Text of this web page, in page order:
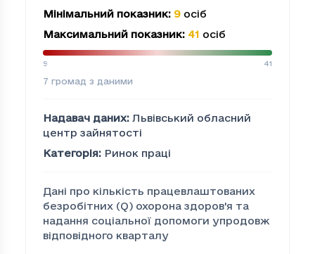
Мінімальний показник: 9 осіб
Максимальний показник: 41 осіб
9 41
7 громад з даними
Надавач даних: Львівський обласний
центр зайнятості
Категорія: Ринок праці
Дані про кількість працевлаштованих
безробітних (Q) охорона здоров'я та
надання соціальної допомоги упродовж
відповідного кварталу